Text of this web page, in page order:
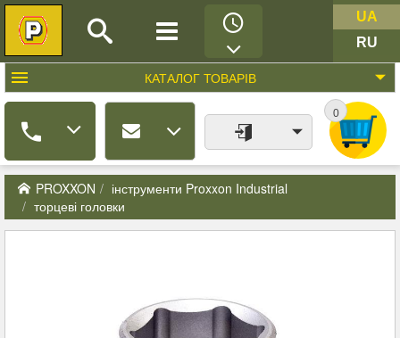
UA
RU
КАТАЛОГ ТОВАРІВ
0
PROXXON
інструменти Proxxon Industrial
торцеві головки